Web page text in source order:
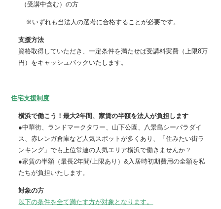
（受講中含む）の方
※いずれも当法人の選考に合格することが必要です。
支援方法
資格取得していただき、一定条件を満たせば受講料実費（上限8万
円）をキャッシュバックいたします。
住宅支援制度
横浜で働こう！最大2年間、家賃の半額を法人が負担します
●中華街、ランドマークタワー、山下公園、八景島シーパラダイ
ス、赤レンガ倉庫など人気スポットが多くあり、「住みたい街ラ
ンキング」でも上位常連の人気エリア横浜で働きませんか？
●家賃の半額（最長2年間/上限あり）&入居時初期費用の全額を私
たちが負担いたします。
対象の方
以下の条件を全て満たす方が対象となります。